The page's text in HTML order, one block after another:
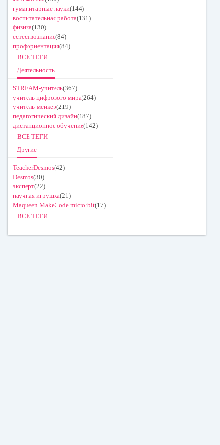
гуманитарные науки(144)
воспитательная работа(131)
физика(130)
естествознание(84)
профориентация(84)
ВСЕ ТЕГИ
Деятельность
STREAM-учитель(367)
учитель цифрового мира(264)
учитель-мейкер(219)
педагогический дизайн(187)
дистанционное обучение(142)
ВСЕ ТЕГИ
Другие
TeacherDesmos(42)
Desmos(30)
эксперт(22)
научная игрушка(21)
Maqueen MakeCode micro:bit(17)
ВСЕ ТЕГИ